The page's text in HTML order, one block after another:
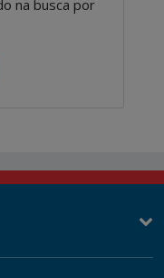
na busca por